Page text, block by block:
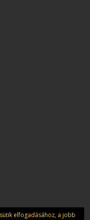
elfogadásához, a jobb